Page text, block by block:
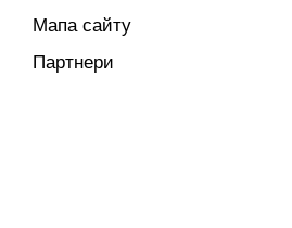
Мапа сайту
Партнери